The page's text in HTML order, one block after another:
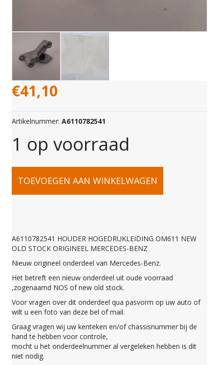
€41,10
Artikelnummer: A6110782541
1 op voorraad
A6110782541
HOGEDRUKLEIDING
OM611
NEW
OLD
STOCK
TOEVOEGEN AAN WINKELWAGEN
A6110782541 HOUDER HOGEDRUKLEIDING OM611 NEW
OLD STOCK ORIGINEEL MERCEDES-BENZ
Nieuw origineel onderdeel van Mercedes-Benz.
Het betreft een nieuw onderdeel uit oude voorraad
,zogenaamd NOS of new old stock.
Voor vragen over dit onderdeel qua pasvorm op uw auto of
wilt u een foto van deze bel of mail.
Graag vragen wij uw kenteken en/of chassisnummer bij de
hand te hebben voor controle,
mocht u het onderdeelnummer al vergeleken hebben is dit
niet nodig.